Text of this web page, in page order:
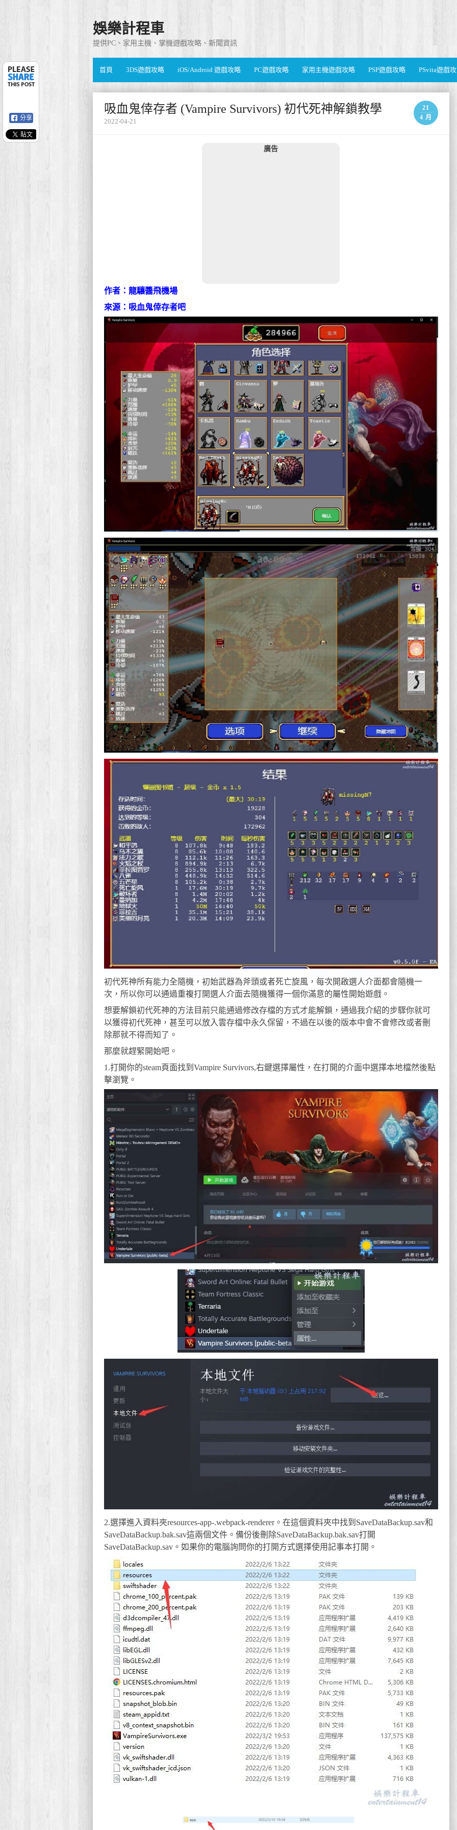
娛樂計程車
提供PC、家用主機、掌機遊戲攻略、新聞資訊
首頁 3DS遊戲攻略 iOS/Android 遊戲攻略 PC遊戲攻略 家用主機遊戲攻略 PSP遊戲攻略 PSvita遊戲
吸血鬼倖存者 (Vampire Survivors) 初代死神解鎖教學
21
4 月
2022-04-21
廣告
作者：龍驤醬飛機場
來源：吸血鬼倖存者吧
初代死神所有能力全隨機，初始武器為斧頭或者死亡旋風，每次開啟選人介面都會隨機一
次，所以你可以通過重複打開選人介面去隨機獲得一個你滿意的屬性開始遊戲。
想要解鎖初代死神的方法目前只能通過修改存檔的方式才能解鎖，通過我介紹的步驟你就可
以獲得初代死神，甚至可以放入雲存檔中永久保留，不過在以後的版本中會不會修改或者刪
除那就不得而知了。
那麼就趕緊開始吧。
1.打開你的steam頁面找到Vampire Survivors,右鍵選擇屬性，在打開的介面中選擇本地檔然後點
擊瀏覽。
2.選擇進入資料夾resources-app-.webpack-renderer。在這個資料夾中找到SaveDataBackup.sav和
SaveDataBackup.bak.sav這兩個文件。備份後刪除SaveDataBackup.bak.sav打開
SaveDataBackup.sav。如果你的電腦詢問你的打開方式選擇使用記事本打開。
分享